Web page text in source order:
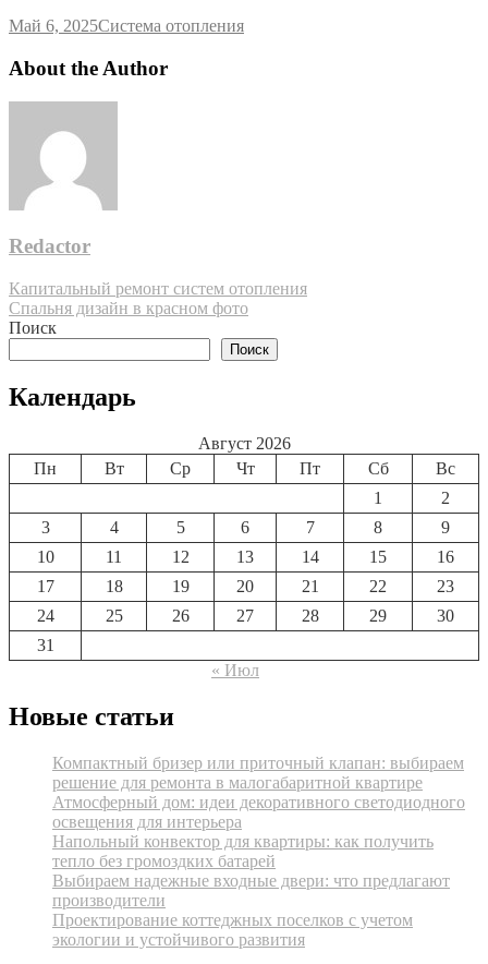
Май 6, 2025Система отопления
About the Author
Redactor
Навигация
по
Капитальный ремонт систем отопления
Спальня дизайн в красном фото
Поиск
Поиск
Календарь
Август 2026
Пн
Вт Ср Чт Пт Сб
Вс
1
2
3
4 5 6 7 8
9
10
11 12 13 14 15
16
17
18 19 20 21 22
23
24
25 26 27 28 29
30
31
« Июл
Новые статьи
Компактный бризер или приточный клапан: выбираем
решение для ремонта в малогабаритной квартире
Атмосферный дом: идеи декоративного светодиодного
освещения для интерьера
Напольный конвектор для квартиры: как получить
тепло без громоздких батарей
Выбираем надежные входные двери: что предлагают
производители
Проектирование коттеджных поселков с учетом
экологии и устойчивого развития